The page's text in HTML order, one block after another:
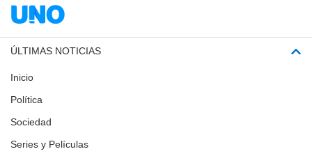
ÚLTIMAS NOTICIAS
Inicio
Política
Sociedad
Series y Películas